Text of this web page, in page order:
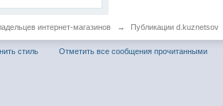
интернет-магазинов → Публикации d.kuznetsov
стиль Отметить все сообщения прочитанными